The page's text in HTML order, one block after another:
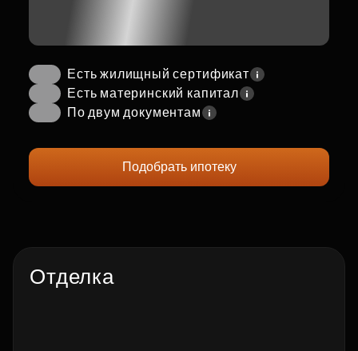
Есть жилищный сертификат
Есть материнский капитал
По двум документам
Подобрать ипотеку
Отделка